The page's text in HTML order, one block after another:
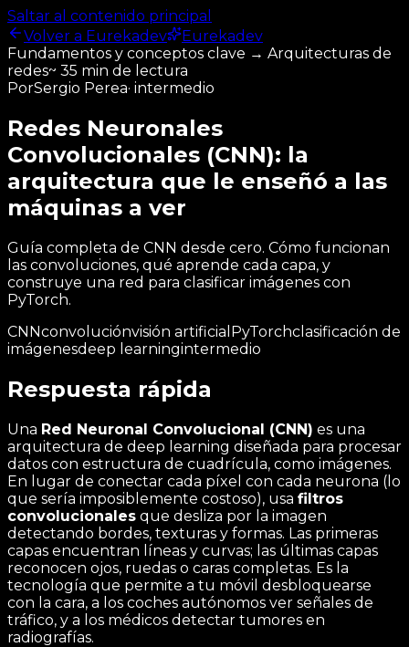
Saltar al contenido principal
Volver a Eurekadev
Eurekadev
Fundamentos y conceptos clave → Arquitecturas de
redes~ 35 min de lectura
PorSergio Perea· intermedio
Redes Neuronales
Convolucionales (CNN): la
arquitectura que le enseñó a las
máquinas a ver
Guía completa de CNN desde cero. Cómo funcionan
las convoluciones, qué aprende cada capa, y
construye una red para clasificar imágenes con
PyTorch.
CNNconvoluciónvisión artificial PyTorchclasificación de
imágenesdeep learningintermedio
Respuesta rápida
Una Red Neuronal Convolucional (CNN) es una
arquitectura de deep learning diseñada para procesar
datos con estructura de cuadrícula, como imágenes.
En lugar de conectar cada píxel con cada neurona (lo
que sería imposiblemente costoso), usa filtros
convolucionales que desliza por la imagen
detectando bordes, texturas y formas. Las primeras
capas encuentran líneas y curvas; las últimas capas
reconocen ojos, ruedas o caras completas. Es la
tecnología que permite a tu móvil desbloquearse
con la cara, a los coches autónomos ver señales de
tráfico, y a los médicos detectar tumores en
radiografías.